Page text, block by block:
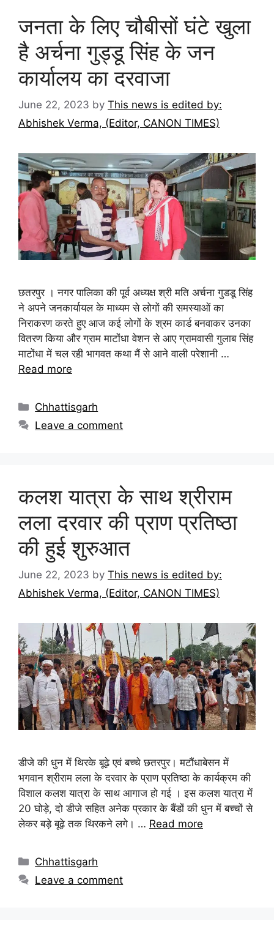
जनता के लिए चौबीसों घंटे खुला
है अर्चना गुड्डू सिंह के जन
कार्यालय का दरवाजा
June 22, 2023 by This news is edited by:
Abhishek Verma, (Editor, CANON TIMES)
छतरपुर । नगर पालिका की पूर्व अध्यक्ष श्री मति अर्चना गुडडू सिंह
ने अपने जनकार्यायल के माध्यम से लोगों की समस्याओं का
निराकरण करते हुए आज कई लोगों के श्रम कार्ड बनवाकर उनका
वितरण किया और ग्राम माटोंधा वेशन से आए ग्रामवासी गुलाब सिंह
माटोंधा में चल रही भागवत कथा मैं से आने वाली परेशानी …
Read more
Chhattisgarh
Leave a comment
कलश यात्रा के साथ श्रीराम
लला दरवार की प्राण प्रतिष्ठा
की हुई शुरुआत
June 22, 2023 by This news is edited by:
Abhishek Verma, (Editor, CANON TIMES)
डीजे की धुन में थिरके बूढ़े एवं बच्चे छतरपुर। मटौंधाबेसन में
भगवान श्रीराम लला के दरवार के प्राण प्रतिष्ठा के कार्यक्रम की
विशाल कलश यात्रा के साथ आगाज हो गई । इस कलश यात्रा में
20 घोड़े, दो डीजे सहित अनेक प्रकार के बैंडों की धुन में बच्चों से
लेकर बड़े बूढ़े तक थिरकने लगे। … Read more
Chhattisgarh
Leave a comment